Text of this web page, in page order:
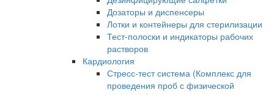
Дозаторы и диспенсеры
Лотки и контейнеры для стерилизации
Тест-полоски и индикаторы рабочих
растворов
Кардиология
Стресс-тест система (Комплекс для
проведения проб с физической